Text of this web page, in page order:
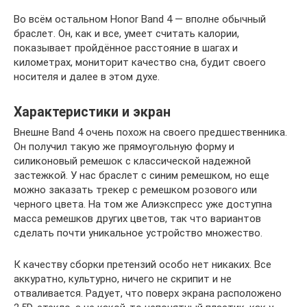
Во всём остальном Honor Band 4 — вполне обычный
браслет. Он, как и все, умеет считать калории,
показывает пройдённое расстояние в шагах и
километрах, мониторит качество сна, будит своего
носителя и далее в этом духе.
Характеристики и экран
Внешне Band 4 очень похож на своего предшественника.
Он получил такую же прямоугольную форму и
силиконовый ремешок с классической надежной
застежкой. У нас браслет с синим ремешком, но еще
можно заказать трекер с ремешком розового или
черного цвета. На том же Алиэкспресс уже доступна
масса ремешков других цветов, так что вариантов
сделать почти уникальное устройство множество.
К качеству сборки претензий особо нет никаких. Все
аккуратно, культурно, ничего не скрипит и не
отваливается. Радует, что поверх экрана расположено